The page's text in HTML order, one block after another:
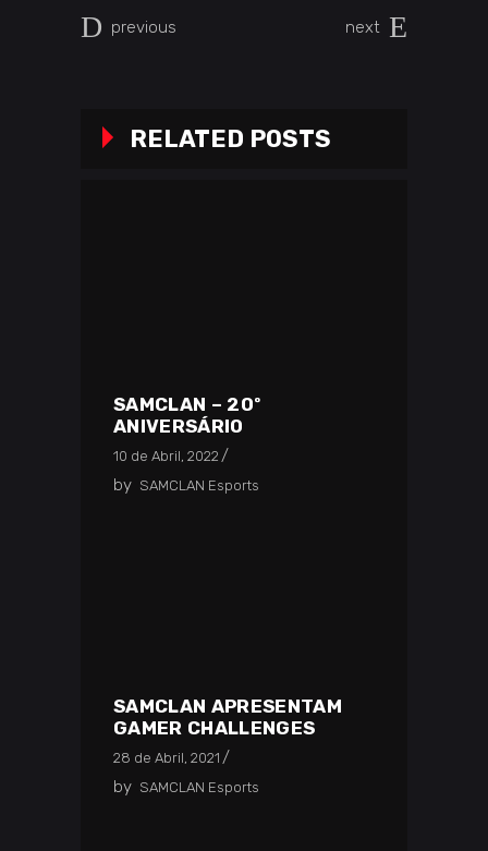
previous next
RELATED POSTS
SAMCLAN – 20º
ANIVERSÁRIO
10 de Abril, 2022
by SAMCLAN Esports
SAMCLAN APRESENTAM
GAMER CHALLENGES
28 de Abril, 2021
by SAMCLAN Esports